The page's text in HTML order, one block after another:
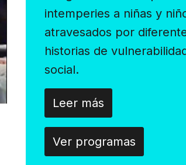
intemperies a niñas y
atravesados por
historias de
social.
Leer más
Ver programas